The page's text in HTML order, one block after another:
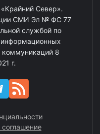
Север».
СМИ Эл № ФС 77
службой по
информационных
коммуникаций 8
г.
соглашение